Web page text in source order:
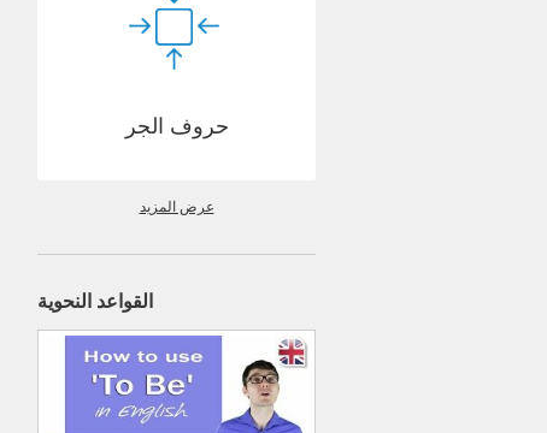
حروف الجر
عرض المزيد
القواعد النحوية